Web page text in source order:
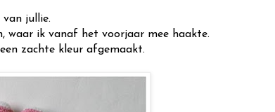
van jullie.
waar ik vanaf het voorjaar mee haakte.
zachte kleur afgemaakt.